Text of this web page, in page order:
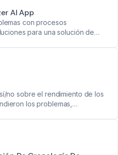
AI App
con procesos
para una solución de
no sobre el rendimiento de los
los problemas,